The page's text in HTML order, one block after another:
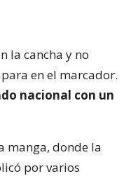
la cancha y no
en el marcador.
nacional con un
manga, donde la
por varios